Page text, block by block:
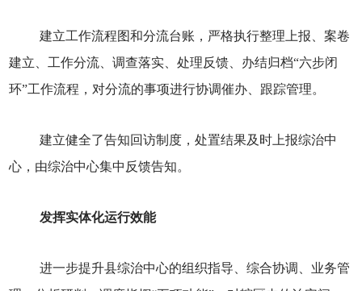
建立工作流程图和分流台账，严格执行整理上报、案卷
建立、工作分流、调查落实、处理反馈、办结归档“六步闭
环”工作流程，对分流的事项进行协调催办、跟踪管理。
建立健全了告知回访制度，处置结果及时上报综治中
心，由综治中心集中反馈告知。
发挥实体化运行效能
进一步提升县综治中心的组织指导、综合协调、业务管